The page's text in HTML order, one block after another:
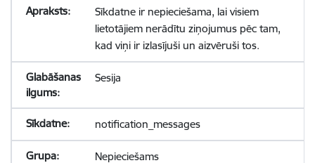
Sīkdatne ir nepieciešama, lai visiem
lietotājiem nerādītu ziņojumus pēc tam,
kad viņi ir izlasījuši un aizvēruši tos.
Sesija
notification_messages
Nepieciešams